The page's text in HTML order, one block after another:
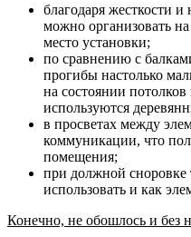
благодаря жесткости
можно организовать
место установки;
по сравнению с
прогибы настолько
на состоянии
используются
в просветах между
коммуникации, что
помещения;
при должной
использовать и как
Конечно, не обошлось и без